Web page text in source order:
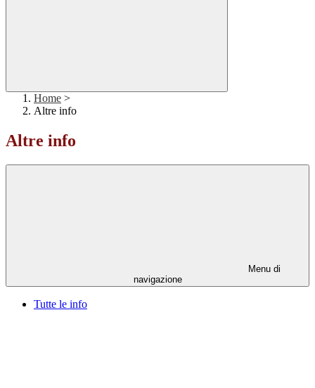
Home >
Altre info
Altre info
Menu di
navigazione
Tutte le info